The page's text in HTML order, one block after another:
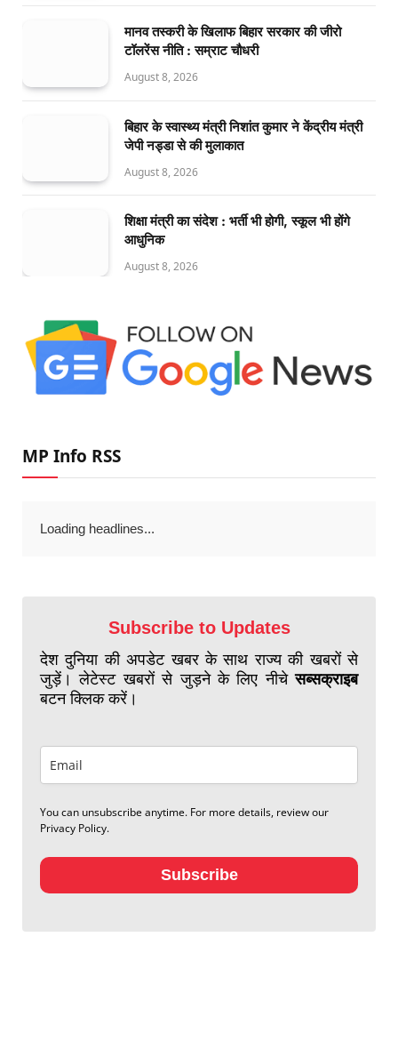
मानव तस्करी के खिलाफ बिहार सरकार की जीरो
टॉलरेंस नीति : सम्राट चौधरी
August 8, 2026
बिहार के स्वास्थ्य मंत्री निशांत कुमार ने केंद्रीय मंत्री
जेपी नड्डा से की मुलाकात
August 8, 2026
शिक्षा मंत्री का संदेश : भर्ती भी होगी, स्कूल भी होंगे
आधुनिक
August 8, 2026
MP Info RSS
Loading headlines...
Subscribe to Updates
देश दुनिया की अपडेट खबर के साथ राज्य की खबरों से
जुड़ें। लेटेस्ट खबरों से जुड़ने के लिए नीचेसब्सक्राइब
बटन क्लिक करें।
You can unsubscribe anytime. For more details, review our
Privacy Policy.
Subscribe